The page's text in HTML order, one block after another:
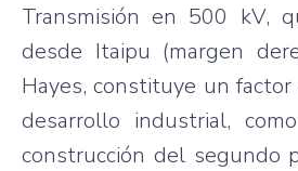
Transmisión en 500 kV,
desde Itaipu (margen
Hayes, constituye un
desarrollo industrial,
construcción del segundo